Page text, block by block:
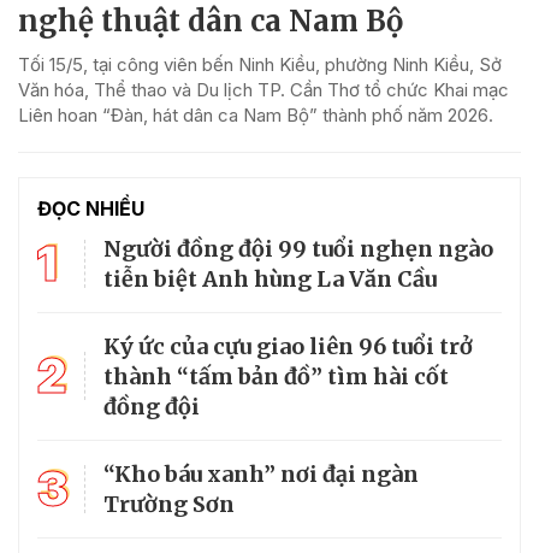
nghệ thuật dân ca Nam Bộ
Tối 15/5, tại công viên bến Ninh Kiều, phường Ninh Kiều, Sở
Văn hóa, Thể thao và Du lịch TP. Cần Thơ tổ chức Khai mạc
Liên hoan “Đàn, hát dân ca Nam Bộ” thành phố năm 2026.
ĐỌC NHIỀU
1
Người đồng đội 99 tuổi nghẹn ngào
tiễn biệt Anh hùng La Văn Cầu
2
Ký ức của cựu giao liên 96 tuổi trở
thành “tấm bản đồ” tìm hài cốt
đồng đội
3
“Kho báu xanh” nơi đại ngàn
Trường Sơn